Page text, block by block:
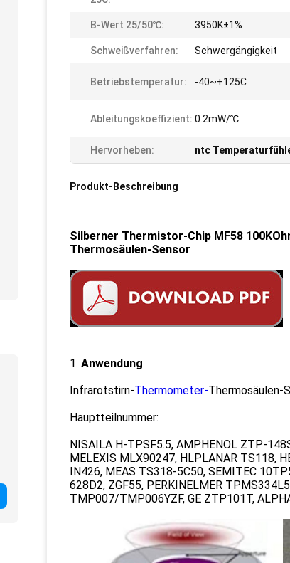
B-Wert 25/50℃: 3950K±1%
Schweißverfahren: Schwergängigkeit
Betriebstemperatur: -40~+125C
Ableitungskoeffizient: 0.2mW/℃
Hervorheben: ntc
Produkt-Beschreibung
Silberner Thermistor-Chip MF58
Thermosäulen-Sensor
1. Anwendung
Infrarotstirn-Thermometer-Thermosäulen-
Hauptteilnummer:
NISAILA H-TPSF5.5, AMPHENOL ZTP-
MELEXIS MLX90247, HLPLANAR TS118,
IN426, MEAS TS318-5C50, SEMITEC
628D2, ZGF55, PERKINELMER
TMP007/TMP006YZF, GE ZTP101T,